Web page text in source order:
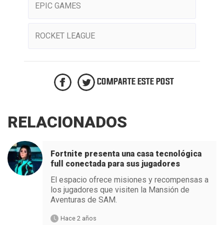
EPIC GAMES
ROCKET LEAGUE
COMPARTE ESTE POST
RELACIONADOS
Fortnite presenta una casa tecnológica
full conectada para sus jugadores
El espacio ofrece misiones y recompensas a
los jugadores que visiten la Mansión de
Aventuras de SAM.
Hace 2 años